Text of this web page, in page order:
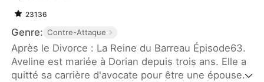
23136
Genre: Contre-Attaque
Après le Divorce : La Reine du Barreau Épisode63.
Aveline est mariée à Dorian depuis trois ans. Elle a
quitté sa carrière d'avocate pour être une épouse